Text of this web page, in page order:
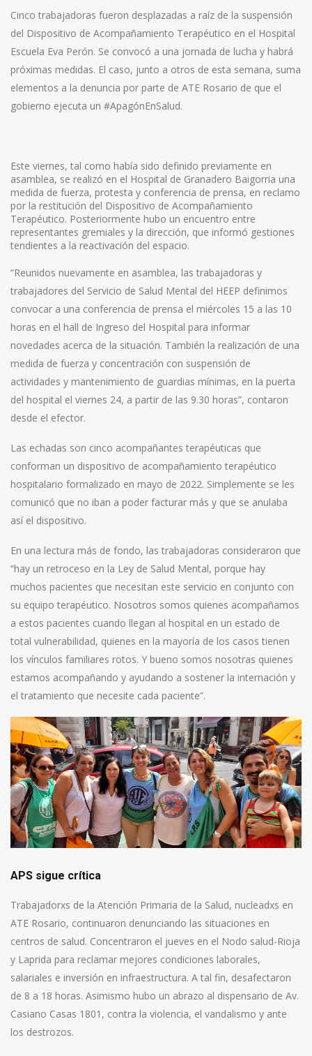
Cinco trabajadoras fueron desplazadas a raíz de la suspensión
del Dispositivo de Acompañamiento Terapéutico en el Hospital
Escuela Eva Perón. Se convocó a una jornada de lucha y habrá
próximas medidas. El caso, junto a otros de esta semana, suma
elementos a la denuncia por parte de ATE Rosario de que el
gobierno ejecuta un #ApagónEnSalud.
Este viernes, tal como había sido definido previamente en
asamblea, se realizó en el Hospital de Granadero Baigorria una
medida de fuerza, protesta y conferencia de prensa, en reclamo
por la restitución del Dispositivo de Acompañamiento
Terapéutico. Posteriormente hubo un encuentro entre
representantes gremiales y la dirección, que informó gestiones
tendientes a la reactivación del espacio.
“Reunidos nuevamente en asamblea, las trabajadoras y
trabajadores del Servicio de Salud Mental del HEEP definimos
convocar a una conferencia de prensa el miércoles 15 a las 10
horas en el hall de Ingreso del Hospital para informar
novedades acerca de la situación. También la realización de una
medida de fuerza y concentración con suspensión de
actividades y mantenimiento de guardias mínimas, en la puerta
del hospital el viernes 24, a partir de las 9.30 horas”, contaron
desde el efector.
Las echadas son cinco acompañantes terapéuticas que
conforman un dispositivo de acompañamiento terapéutico
hospitalario formalizado en mayo de 2022. Simplemente se les
comunicó que no iban a poder facturar más y que se anulaba
así el dispositivo.
En una lectura más de fondo, las trabajadoras consideraron que
“hay un retroceso en la Ley de Salud Mental, porque hay
muchos pacientes que necesitan este servicio en conjunto con
su equipo terapéutico. Nosotros somos quienes acompañamos
a estos pacientes cuando llegan al hospital en un estado de
total vulnerabilidad, quienes en la mayoría de los casos tienen
los vínculos familiares rotos. Y bueno somos nosotras quienes
estamos acompañando y ayudando a sostener la internación y
el tratamiento que necesite cada paciente”.
APS sigue crítica
Trabajadorxs de la Atención Primaria de la Salud, nucleadxs en
ATE Rosario, continuaron denunciando las situaciones en
centros de salud. Concentraron el jueves en el Nodo salud-Rioja
y Laprida para reclamar mejores condiciones laborales,
salariales e inversión en infraestructura. A tal fin, desafectaron
de 8 a 18 horas. Asimismo hubo un abrazo al dispensario de Av.
Casiano Casas 1801, contra la violencia, el vandalismo y ante
los destrozos.